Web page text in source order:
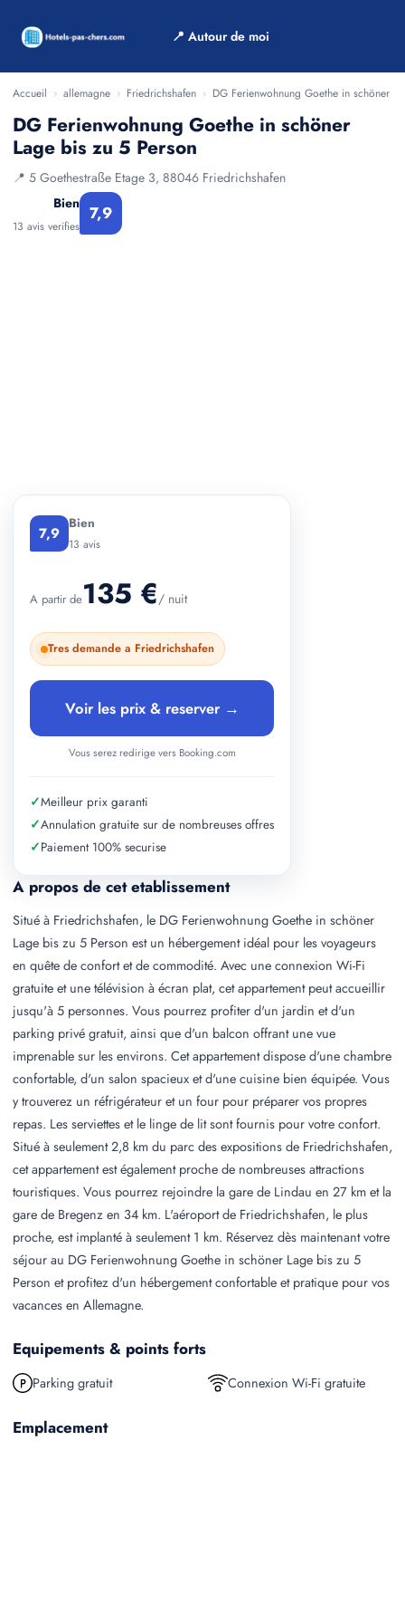
📍 Autour de moi
Accueil › allemagne › Friedrichshafen › DG Ferienwohnung Goethe in schöner
DG Ferienwohnung Goethe in schöner
Lage bis zu 5 Person
📍 5 Goethestraße Etage 3, 88046 Friedrichshafen
Bien
13 avis verifies
7,9
A propos de cet etablissement
Situé à Friedrichshafen, le DG Ferienwohnung Goethe in schöner
Lage bis zu 5 Person est un hébergement idéal pour les voyageurs
en quête de confort et de commodité. Avec une connexion Wi-Fi
gratuite et une télévision à écran plat, cet appartement peut accueillir
jusqu'à 5 personnes. Vous pourrez profiter d'un jardin et d'un
parking privé gratuit, ainsi que d'un balcon offrant une vue
imprenable sur les environs. Cet appartement dispose d'une chambre
confortable, d'un salon spacieux et d'une cuisine bien équipée. Vous
y trouverez un réfrigérateur et un four pour préparer vos propres
repas. Les serviettes et le linge de lit sont fournis pour votre confort.
Situé à seulement 2,8 km du parc des expositions de Friedrichshafen,
cet appartement est également proche de nombreuses attractions
touristiques. Vous pourrez rejoindre la gare de Lindau en 27 km et la
gare de Bregenz en 34 km. L'aéroport de Friedrichshafen, le plus
proche, est implanté à seulement 1 km. Réservez dès maintenant votre
séjour au DG Ferienwohnung Goethe in schöner Lage bis zu 5
Person et profitez d'un hébergement confortable et pratique pour vos
vacances en Allemagne.
Equipements & points forts
Parking gratuit Connexion Wi-Fi gratuite
Emplacement
7,9 Bien
13 avis
A partir de135 €/ nuit
Tres demande a Friedrichshafen
Voir les prix & reserver →
Vous serez redirige vers Booking.com
✓Meilleur prix garanti
✓Annulation gratuite sur de nombreuses offres
✓Paiement 100% securise